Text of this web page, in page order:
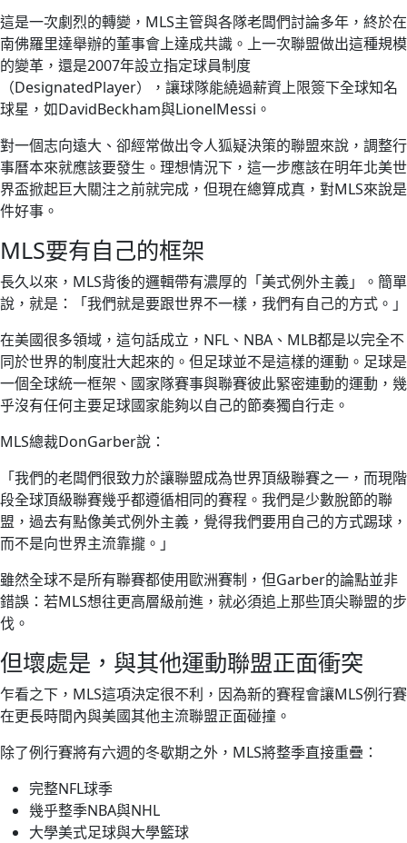
這是一次劇烈的轉變，MLS主管與各隊老闆們討論多年，終於在
南佛羅里達舉辦的董事會上達成共識。上一次聯盟做出這種規模
的變革，還是2007年設立指定球員制度
（DesignatedPlayer），讓球隊能繞過薪資上限簽下全球知名
球星，如DavidBeckham與LionelMessi。
對一個志向遠大、卻經常做出令人狐疑決策的聯盟來說，調整行
事曆本來就應該要發生。理想情況下，這一步應該在明年北美世
界盃掀起巨大關注之前就完成，但現在總算成真，對MLS來說是
件好事。
MLS要有自己的框架
長久以來，MLS背後的邏輯帶有濃厚的「美式例外主義」。簡單
說，就是：「我們就是要跟世界不一樣，我們有自己的方式。」
在美國很多領域，這句話成立，NFL、NBA、MLB都是以完全不
同於世界的制度壯大起來的。但足球並不是這樣的運動。足球是
一個全球統一框架、國家隊賽事與聯賽彼此緊密連動的運動，幾
乎沒有任何主要足球國家能夠以自己的節奏獨自行走。
MLS總裁DonGarber說：
「我們的老闆們很致力於讓聯盟成為世界頂級聯賽之一，而現階
段全球頂級聯賽幾乎都遵循相同的賽程。我們是少數脫節的聯
盟，過去有點像美式例外主義，覺得我們要用自己的方式踢球，
而不是向世界主流靠攏。」
雖然全球不是所有聯賽都使用歐洲賽制，但Garber的論點並非
錯誤：若MLS想往更高層級前進，就必須追上那些頂尖聯盟的步
伐。
但壞處是，與其他運動聯盟正面衝突
乍看之下，MLS這項決定很不利，因為新的賽程會讓MLS例行賽
在更長時間內與美國其他主流聯盟正面碰撞。
除了例行賽將有六週的冬歇期之外，MLS將整季直接重疊：
完整NFL球季
幾乎整季NBA與NHL
大學美式足球與大學籃球